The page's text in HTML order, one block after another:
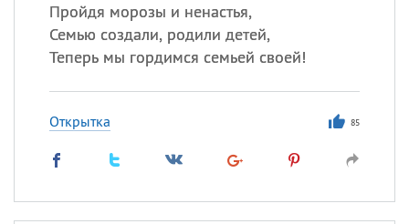
Пройдя морозы и ненастья,
Семью создали, родили детей,
Теперь мы гордимся семьей своей!
Открытка 85